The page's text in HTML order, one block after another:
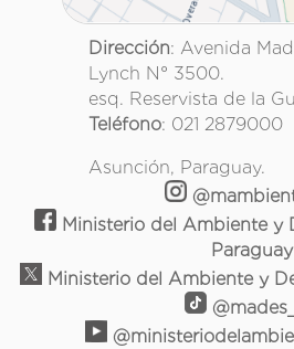
Dirección: Avenida
Lynch N° 3500.
esq. Reservista de la
Teléfono: 021 2879000
Asunción, Paraguay.
Ministerio del Ambiente y
Paraguay
Ministerio del Ambiente y